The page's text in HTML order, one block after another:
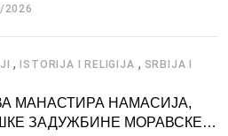
2026
, ISTORIJA I RELIGIJA , SRBIJA I
МАНАСТИРА НАМАСИЈА,
ЗАДУЖБИНЕ МОРАВСКЕ